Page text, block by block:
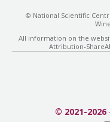
© National Scientific
All information on the
Attribution-
© 2021-